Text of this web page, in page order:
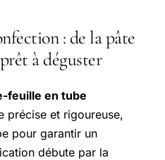
: de la pâte
à déguster
feuille en tube
précise et rigoureuse,
pour garantir un
débute par la